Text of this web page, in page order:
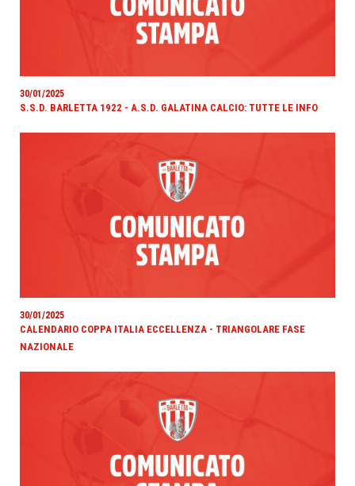
30/01/2025
S.S.D. BARLETTA 1922 - A.S.D. GALATINA CALCIO: TUTTE LE INFO
30/01/2025
CALENDARIO COPPA ITALIA ECCELLENZA - TRIANGOLARE FASE
NAZIONALE